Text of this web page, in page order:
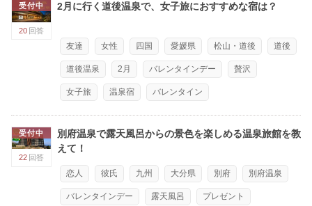
受付中
20 回答
2月に行く道後温泉で、女子旅におすすめな宿は？
友達 女性 四国 愛媛県 松山・道後 道後
道後温泉 2月 バレンタインデー 贅沢
女子旅 温泉宿 バレンタイン
受付中
22 回答
別府温泉で露天風呂からの景色を楽しめる温泉旅館を教
えて！
恋人 彼氏 九州 大分県 別府 別府温泉
バレンタインデー 露天風呂 プレゼント